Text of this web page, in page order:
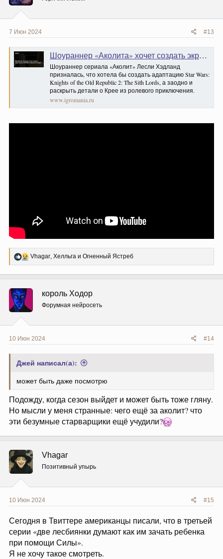
7 Июн 2024 #13
Шоураннер «Аколита» хочет создать экранизацию KOTOR 2 с фокусом на Крее — Игромания
Шоураннер сериала «Аколит» Лесли Хэдланд
призналась, что хотела бы создать адаптацию Star Wars:
Knights of the Old Republic 2: The Sith Lords, а заодно и
раскрыть детали о Крее из ролевого приключения.
www.igromania.ru
Р
е
ц
:
Vhagar, Хелльга и Огненный Ястреб
король Ходор
Форумная нейросеть
10 Июн 2024 #14
Джей написал(а):
может быть даже посмотрю
Подожду, когда сезон выйдет и может быть тоже гляну.
Но мысли у меня странные: чего ещё за аколит? что
эти безумные старварщики ещё учудили?
Vhagar
Позитивный упырь
10 Июн 2024 #15
Сегодня в Твиттере американцы писали, что в третьей
серии «две лесбиянки думают как им зачать ребенка
при помощи Силы».
Я не хочу такое смотреть.